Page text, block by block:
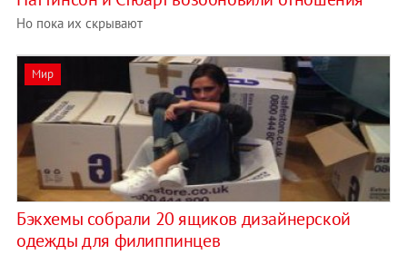
Но пока их скрывают
Мир
Бэкхемы собрали 20 ящиков дизайнерской
одежды для филиппинцев